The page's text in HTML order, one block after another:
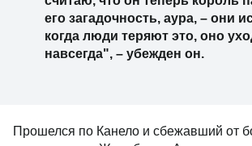
его загадочность, аура, – они
когда люди теряют это, оно
навсегда", – убежден он.
Прошелся по Канело и сбежавший от